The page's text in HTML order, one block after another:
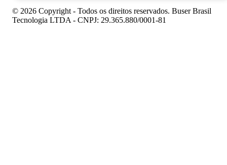
© 2026 Copyright - Todos os direitos reservados. Buser Brasil
Tecnologia LTDA - CNPJ: 29.365.880/0001-81